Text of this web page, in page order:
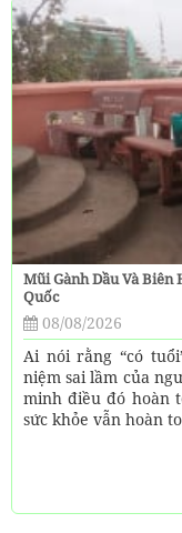
Mũi Gành Dầu Và Biên
Quốc
08/08/2026
Ai nói rằng “có
niệm sai lầm của
minh điều đó hoàn
sức khỏe vẫn hoàn